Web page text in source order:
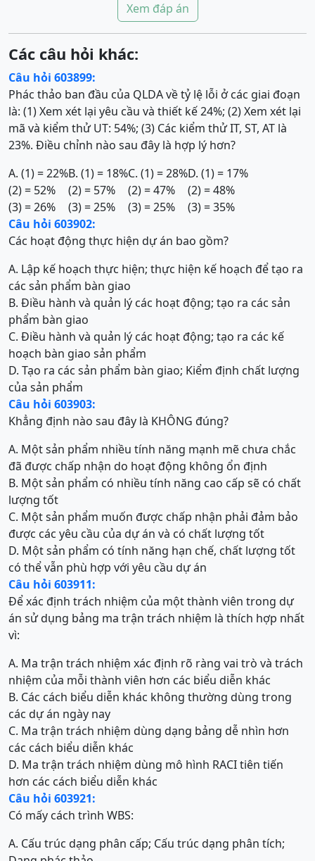
Xem đáp án
Các câu hỏi khác:
Câu hỏi 603899:
Phác thảo ban đầu của QLDA về tỷ lệ lỗi ở các giai đoạn
là: (1) Xem xét lại yêu cầu và thiết kế 24%; (2) Xem xét lại
mã và kiểm thử UT: 54%; (3) Các kiểm thử IT, ST, AT là
23%. Điều chỉnh nào sau đây là hợp lý hơn?
A. (1) = 22%
(2) = 52%
(3) = 26%
B. (1) = 18%
(2) = 57%
(3) = 25%
C. (1) = 28%
(2) = 47%
(3) = 25%
D. (1) = 17%
(2) = 48%
(3) = 35%
Câu hỏi 603902:
Các hoạt động thực hiện dự án bao gồm?
A. Lập kế hoạch thực hiện; thực hiện kế hoạch để tạo ra
các sản phẩm bàn giao
B. Điều hành và quản lý các hoạt động; tạo ra các sản
phẩm bàn giao
C. Điều hành và quản lý các hoạt động; tạo ra các kế
hoạch bàn giao sản phẩm
D. Tạo ra các sản phẩm bàn giao; Kiểm định chất lượng
của sản phẩm
Câu hỏi 603903:
Khẳng định nào sau đây là KHÔNG đúng?
A. Một sản phẩm nhiều tính năng mạnh mẽ chưa chắc
đã được chấp nhận do hoạt động không ổn định
B. Một sản phẩm có nhiều tính năng cao cấp sẽ có chất
lượng tốt
C. Một sản phẩm muốn được chấp nhận phải đảm bảo
được các yêu cầu của dự án và có chất lượng tốt
D. Một sản phẩm có tính năng hạn chế, chất lượng tốt
có thể vẫn phù hợp với yêu cầu dự án
Câu hỏi 603911:
Để xác định trách nhiệm của một thành viên trong dự
án sử dụng bảng ma trận trách nhiệm là thích hợp nhất
vì:
A. Ma trận trách nhiệm xác định rõ ràng vai trò và trách
nhiệm của mỗi thành viên hơn các biểu diễn khác
B. Các cách biểu diễn khác không thường dùng trong
các dự án ngày nay
C. Ma trận trách nhiệm dùng dạng bảng dễ nhìn hơn
các cách biểu diễn khác
D. Ma trận trách nhiệm dùng mô hình RACI tiên tiến
hơn các cách biểu diễn khác
Câu hỏi 603921:
Có mấy cách trình WBS:
A. Cấu trúc dạng phân cấp; Cấu trúc dạng phân tích;